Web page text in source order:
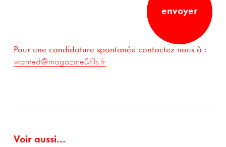
envoyer
Pour une candidature spontanée contactez nous à :
wanted@magazine&fils.fr
Voir aussi...
sur le super site Magazine